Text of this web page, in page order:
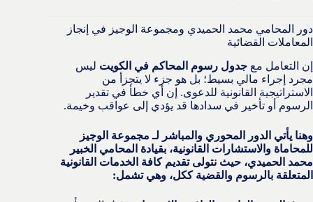
دور المحامي محمد الحميدي ومجموعة الوجيز في إنجاز
المعاملات القضائية
إن التعامل مع جدول رسوم المحاكم في الكويت ليس
مجرد إجراء مالي بسيط؛ بل هو جزء لا يتجزأ من
الاستراتيجية القانونية للدعوى. إن أي خطأ في تقدير
الرسوم أو تأخير في سدادها قد يؤدي إلى عواقب وخيمة.
وهنا يأتي الدور المحوري والمباشر لـ مجموعة الوجيز
للمحاماة والاستشارات القانونية، بقيادة المحامي الخبير
محمد الحميدي، حيث نتولى تقديم كافة الخدمات القانونية
المتعلقة بالرسوم والقضية ككل، وهي تشمل: